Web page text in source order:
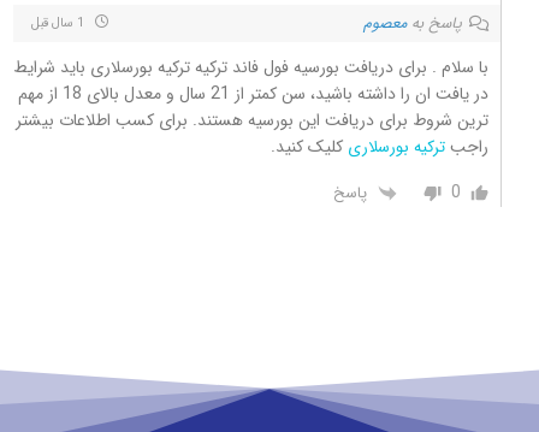
پاسخ بهمعصوم
با سلام . برای دریافت بورسیه فول فاند ترکیه ترکیه بورسلاری باید شرایط
در یافت ان را داشته باشید، سن کمتر از 21 سال و معدل بالای 18 از مهم
ترین شروط برای دریافت این بورسیه هستند. برای کسب اطلاعات بیشتر
راجبترکیه بورسلاری کلیک کنید.
0
پاسخ